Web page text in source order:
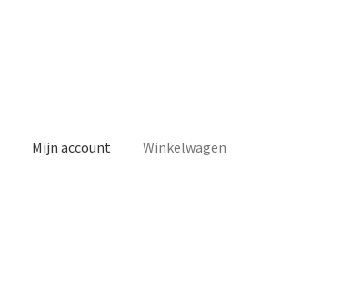
Mijn account Winkelwagen